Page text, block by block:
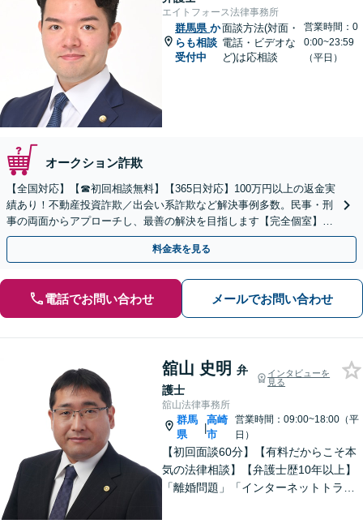
エイトフォース法律事務所
群馬県 か
らも相談
受付中
面談方法(対面・
電話・ビデオな
ど)は応相談
営業時間：0
0:00~23:59
（平日）
オークション詐欺
【全国対応】【☎︎初回相談無料】【365日対応】100万円以上の返金実
績あり！不動産投資詐欺／出会い系詐欺など解決事例多数。民事・刑
事の両面からアプローチし、最善の解決を目指します【完全個室】
【代々木駅3分】
料金表を見る
電話でお問い合わせ メールでお問い合わせ
舘山 史明 弁
護士
インタビューを
見る
舘山法律事務所
群馬
県
|
高崎
市
営業時間：09:00~18:00（平
日）
【初回面談60分】【有料だからこそ本
気の法律相談】【弁護士歴10年以上】
「離婚問題」「インターネットトラブ